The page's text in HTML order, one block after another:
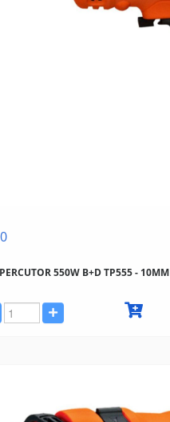
550W B+D TP555 - 10MM